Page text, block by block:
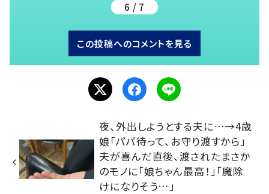
6 / 7
この投稿へのコメントを見る
夜、外出しようとする夫に…→4歳
娘「パパ待って、お守り渡すから」
夫が喜んだ直後、渡されたまさか
のモノに「娘ちゃん最高！」「魔除
けになりそう…」